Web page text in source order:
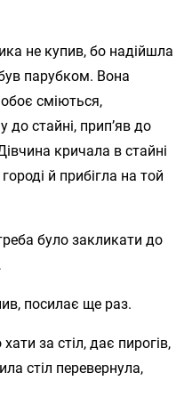
не купив, бо надійшла
парубком. Вона
обоє сміються,
до стайні, прип’яв до
кричала в стайні
й прибігла на той
було закликати до
посилає ще раз.
за стіл, дає пирогів,
стіл перевернула,